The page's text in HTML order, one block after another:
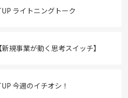
ライトニングトーク
規事業が動く思考スイッチ】
今週のイチオシ！